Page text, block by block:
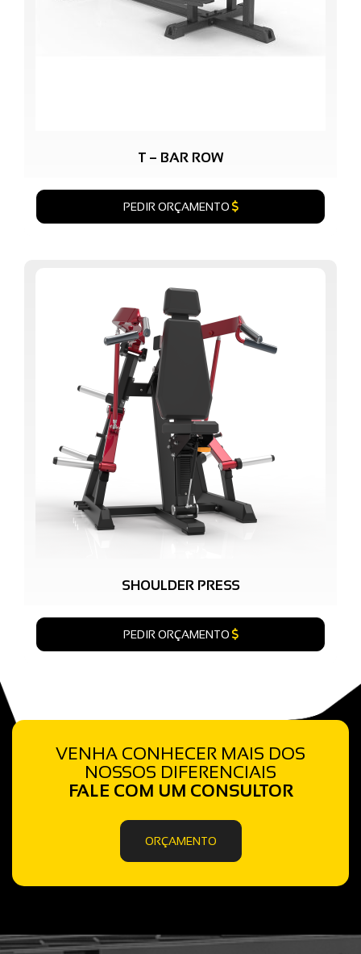
T – BAR ROW
PEDIR ORÇAMENTO
SHOULDER PRESS
PEDIR ORÇAMENTO
VENHA CONHECER MAIS DOS
NOSSOS DIFERENCIAIS
FALE COM UM CONSULTOR
ORÇAMENTO